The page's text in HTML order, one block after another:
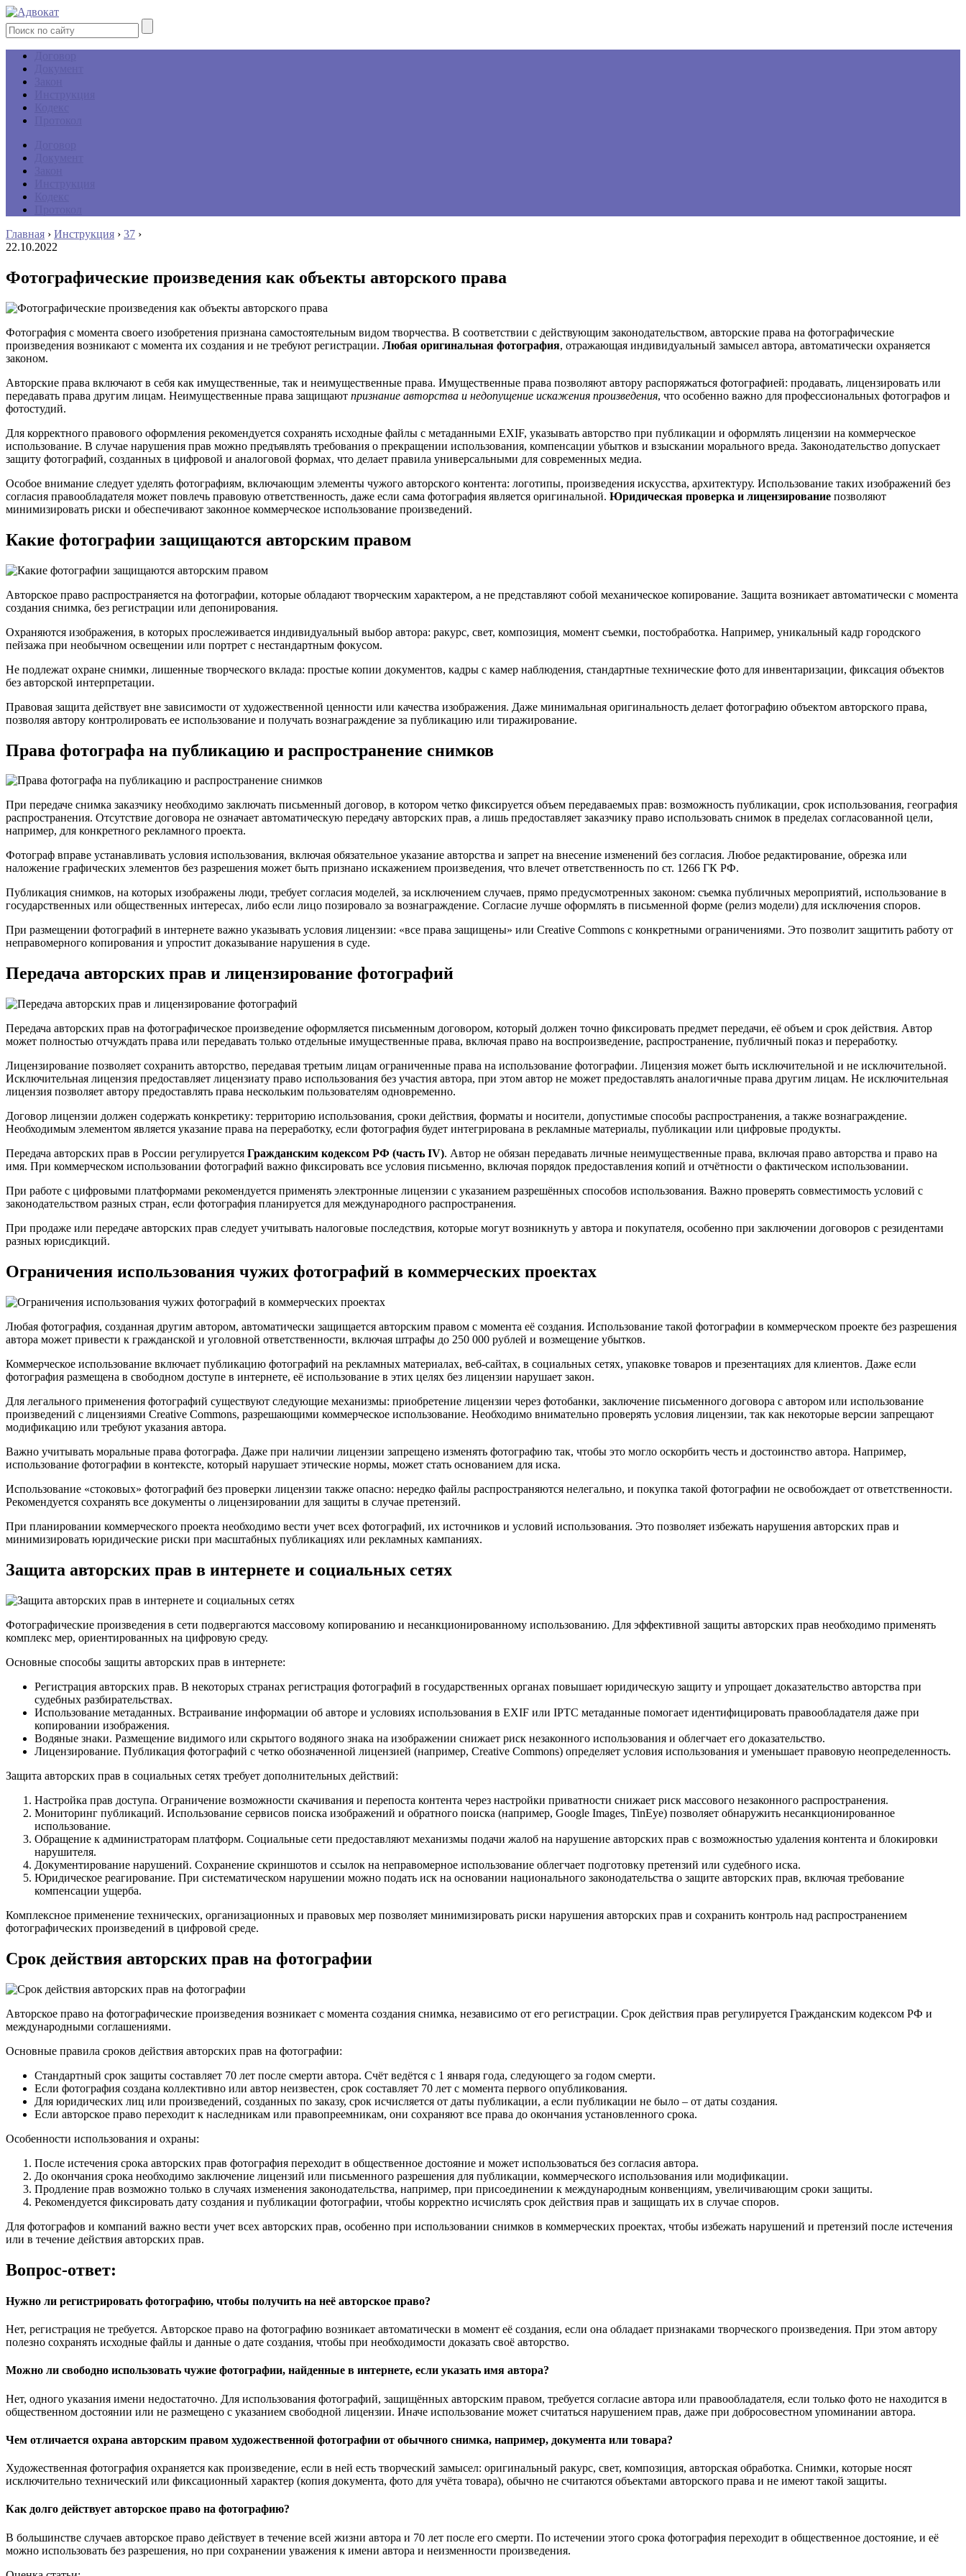
Главная › Инструкция › 37 ›
22.10.2022
Фотографические произведения как объекты авторского права
Фотография с момента своего изобретения признана самостоятельным видом творчества. В соответствии с действующим законодательством, авторские права на фотографические
произведения возникают с момента их создания и не требуют регистрации. Любая оригинальная фотография, отражающая индивидуальный замысел автора, автоматически охраняется
законом.
Авторские права включают в себя как имущественные, так и неимущественные права. Имущественные права позволяют автору распоряжаться фотографией: продавать, лицензировать или
передавать права другим лицам. Неимущественные права защищают признание авторства и недопущение искажения произведения, что особенно важно для профессиональных фотографов и
фотостудий.
Для корректного правового оформления рекомендуется сохранять исходные файлы с метаданными EXIF, указывать авторство при публикации и оформлять лицензии на коммерческое
использование. В случае нарушения прав можно предъявлять требования о прекращении использования, компенсации убытков и взыскании морального вреда. Законодательство допускает
защиту фотографий, созданных в цифровой и аналоговой формах, что делает правила универсальными для современных медиа.
Особое внимание следует уделять фотографиям, включающим элементы чужого авторского контента: логотипы, произведения искусства, архитектуру. Использование таких изображений без
согласия правообладателя может повлечь правовую ответственность, даже если сама фотография является оригинальной. Юридическая проверка и лицензирование позволяют
минимизировать риски и обеспечивают законное коммерческое использование произведений.
Какие фотографии защищаются авторским правом
Авторское право распространяется на фотографии, которые обладают творческим характером, а не представляют собой механическое копирование. Защита возникает автоматически с момента
создания снимка, без регистрации или депонирования.
Охраняются изображения, в которых прослеживается индивидуальный выбор автора: ракурс, свет, композиция, момент съемки, постобработка. Например, уникальный кадр городского
пейзажа при необычном освещении или портрет с нестандартным фокусом.
Не подлежат охране снимки, лишенные творческого вклада: простые копии документов, кадры с камер наблюдения, стандартные технические фото для инвентаризации, фиксация объектов
без авторской интерпретации.
Правовая защита действует вне зависимости от художественной ценности или качества изображения. Даже минимальная оригинальность делает фотографию объектом авторского права,
позволяя автору контролировать ее использование и получать вознаграждение за публикацию или тиражирование.
Права фотографа на публикацию и распространение снимков
При передаче снимка заказчику необходимо заключать письменный договор, в котором четко фиксируется объем передаваемых прав: возможность публикации, срок использования, география
распространения. Отсутствие договора не означает автоматическую передачу авторских прав, а лишь предоставляет заказчику право использовать снимок в пределах согласованной цели,
например, для конкретного рекламного проекта.
Фотограф вправе устанавливать условия использования, включая обязательное указание авторства и запрет на внесение изменений без согласия. Любое редактирование, обрезка или
наложение графических элементов без разрешения может быть признано искажением произведения, что влечет ответственность по ст. 1266 ГК РФ.
Публикация снимков, на которых изображены люди, требует согласия моделей, за исключением случаев, прямо предусмотренных законом: съемка публичных мероприятий, использование в
государственных или общественных интересах, либо если лицо позировало за вознаграждение. Согласие лучше оформлять в письменной форме (релиз модели) для исключения споров.
При размещении фотографий в интернете важно указывать условия лицензии: «все права защищены» или Creative Commons с конкретными ограничениями. Это позволит защитить работу от
неправомерного копирования и упростит доказывание нарушения в суде.
Передача авторских прав и лицензирование фотографий
Передача авторских прав на фотографическое произведение оформляется письменным договором, который должен точно фиксировать предмет передачи, её объем и срок действия. Автор
может полностью отчуждать права или передавать только отдельные имущественные права, включая право на воспроизведение, распространение, публичный показ и переработку.
Лицензирование позволяет сохранить авторство, передавая третьим лицам ограниченные права на использование фотографии. Лицензия может быть исключительной и не исключительной.
Исключительная лицензия предоставляет лицензиату право использования без участия автора, при этом автор не может предоставлять аналогичные права другим лицам. Не исключительная
лицензия позволяет автору предоставлять права нескольким пользователям одновременно.
Договор лицензии должен содержать конкретику: территорию использования, сроки действия, форматы и носители, допустимые способы распространения, а также вознаграждение.
Необходимым элементом является указание права на переработку, если фотография будет интегрирована в рекламные материалы, публикации или цифровые продукты.
Передача авторских прав в России регулируется Гражданским кодексом РФ (часть IV). Автор не обязан передавать личные неимущественные права, включая право авторства и право на
имя. При коммерческом использовании фотографий важно фиксировать все условия письменно, включая порядок предоставления копий и отчётности о фактическом использовании.
При работе с цифровыми платформами рекомендуется применять электронные лицензии с указанием разрешённых способов использования. Важно проверять совместимость условий с
законодательством разных стран, если фотография планируется для международного распространения.
При продаже или передаче авторских прав следует учитывать налоговые последствия, которые могут возникнуть у автора и покупателя, особенно при заключении договоров с резидентами
разных юрисдикций.
Ограничения использования чужих фотографий в коммерческих проектах
Любая фотография, созданная другим автором, автоматически защищается авторским правом с момента её создания. Использование такой фотографии в коммерческом проекте без разрешения
автора может привести к гражданской и уголовной ответственности, включая штрафы до 250 000 рублей и возмещение убытков.
Коммерческое использование включает публикацию фотографий на рекламных материалах, веб-сайтах, в социальных сетях, упаковке товаров и презентациях для клиентов. Даже если
фотография размещена в свободном доступе в интернете, её использование в этих целях без лицензии нарушает закон.
Для легального применения фотографий существуют следующие механизмы: приобретение лицензии через фотобанки, заключение письменного договора с автором или использование
произведений с лицензиями Creative Commons, разрешающими коммерческое использование. Необходимо внимательно проверять условия лицензии, так как некоторые версии запрещают
модификацию или требуют указания автора.
Важно учитывать моральные права фотографа. Даже при наличии лицензии запрещено изменять фотографию так, чтобы это могло оскорбить честь и достоинство автора. Например,
использование фотографии в контексте, который нарушает этические нормы, может стать основанием для иска.
Использование «стоковых» фотографий без проверки лицензии также опасно: нередко файлы распространяются нелегально, и покупка такой фотографии не освобождает от ответственности.
Рекомендуется сохранять все документы о лицензировании для защиты в случае претензий.
При планировании коммерческого проекта необходимо вести учет всех фотографий, их источников и условий использования. Это позволяет избежать нарушения авторских прав и
минимизировать юридические риски при масштабных публикациях или рекламных кампаниях.
Защита авторских прав в интернете и социальных сетях
Фотографические произведения в сети подвергаются массовому копированию и несанкционированному использованию. Для эффективной защиты авторских прав необходимо применять
комплекс мер, ориентированных на цифровую среду.
Основные способы защиты авторских прав в интернете:
Регистрация авторских прав. В некоторых странах регистрация фотографий в государственных органах повышает юридическую защиту и упрощает доказательство авторства при
судебных разбирательствах.
Использование метаданных. Встраивание информации об авторе и условиях использования в EXIF или IPTC метаданные помогает идентифицировать правообладателя даже при
копировании изображения.
Водяные знаки. Размещение видимого или скрытого водяного знака на изображении снижает риск незаконного использования и облегчает его доказательство.
Лицензирование. Публикация фотографий с четко обозначенной лицензией (например, Creative Commons) определяет условия использования и уменьшает правовую неопределенность.
Защита авторских прав в социальных сетях требует дополнительных действий:
Настройка прав доступа. Ограничение возможности скачивания и перепоста контента через настройки приватности снижает риск массового незаконного распространения.
Мониторинг публикаций. Использование сервисов поиска изображений и обратного поиска (например, Google Images, TinEye) позволяет обнаружить несанкционированное
использование.
Обращение к администраторам платформ. Социальные сети предоставляют механизмы подачи жалоб на нарушение авторских прав с возможностью удаления контента и блокировки
нарушителя.
Документирование нарушений. Сохранение скриншотов и ссылок на неправомерное использование облегчает подготовку претензий или судебного иска.
Юридическое реагирование. При систематическом нарушении можно подать иск на основании национального законодательства о защите авторских прав, включая требование
компенсации ущерба.
Комплексное применение технических, организационных и правовых мер позволяет минимизировать риски нарушения авторских прав и сохранить контроль над распространением
фотографических произведений в цифровой среде.
Срок действия авторских прав на фотографии
Авторское право на фотографические произведения возникает с момента создания снимка, независимо от его регистрации. Срок действия прав регулируется Гражданским кодексом РФ и
международными соглашениями.
Основные правила сроков действия авторских прав на фотографии:
Стандартный срок защиты составляет 70 лет после смерти автора. Счёт ведётся с 1 января года, следующего за годом смерти.
Если фотография создана коллективно или автор неизвестен, срок составляет 70 лет с момента первого опубликования.
Для юридических лиц или произведений, созданных по заказу, срок исчисляется от даты публикации, а если публикации не было – от даты создания.
Если авторское право переходит к наследникам или правопреемникам, они сохраняют все права до окончания установленного срока.
Особенности использования и охраны:
После истечения срока авторских прав фотография переходит в общественное достояние и может использоваться без согласия автора.
До окончания срока необходимо заключение лицензий или письменного разрешения для публикации, коммерческого использования или модификации.
Продление прав возможно только в случаях изменения законодательства, например, при присоединении к международным конвенциям, увеличивающим сроки защиты.
Рекомендуется фиксировать дату создания и публикации фотографии, чтобы корректно исчислять срок действия прав и защищать их в случае споров.
Для фотографов и компаний важно вести учет всех авторских прав, особенно при использовании снимков в коммерческих проектах, чтобы избежать нарушений и претензий после истечения
или в течение действия авторских прав.
Вопрос-ответ:
Нужно ли регистрировать фотографию, чтобы получить на неё авторское право?
Нет, регистрация не требуется. Авторское право на фотографию возникает автоматически в момент её создания, если она обладает признаками творческого произведения. При этом автору
полезно сохранять исходные файлы и данные о дате создания, чтобы при необходимости доказать своё авторство.
Можно ли свободно использовать чужие фотографии, найденные в интернете, если указать имя автора?
Нет, одного указания имени недостаточно. Для использования фотографий, защищённых авторским правом, требуется согласие автора или правообладателя, если только фото не находится в
общественном достоянии или не размещено с указанием свободной лицензии. Иначе использование может считаться нарушением прав, даже при добросовестном упоминании автора.
Чем отличается охрана авторским правом художественной фотографии от обычного снимка, например, документа или товара?
Художественная фотография охраняется как произведение, если в ней есть творческий замысел: оригинальный ракурс, свет, композиция, авторская обработка. Снимки, которые носят
исключительно технический или фиксационный характер (копия документа, фото для учёта товара), обычно не считаются объектами авторского права и не имеют такой защиты.
Как долго действует авторское право на фотографию?
В большинстве случаев авторское право действует в течение всей жизни автора и 70 лет после его смерти. По истечении этого срока фотография переходит в общественное достояние, и её
можно использовать без разрешения, но при сохранении уважения к имени автора и неизменности произведения.